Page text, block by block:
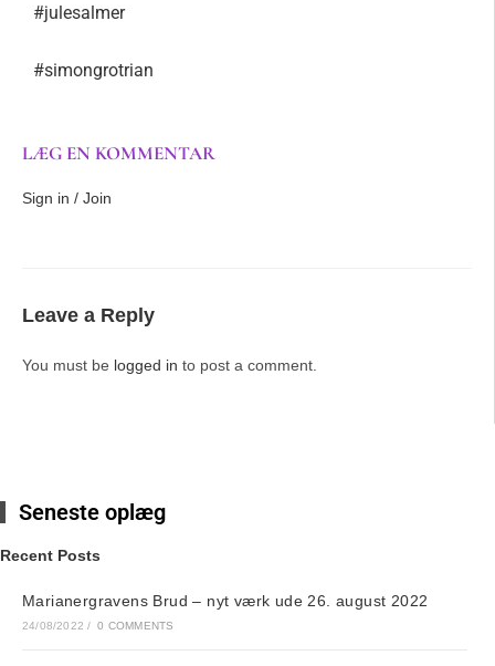
#julesalmer
#simongrotrian
LÆG EN KOMMENTAR
Sign in / Join
Leave a Reply
You must be logged in to post a comment.
Seneste oplæg
Recent Posts
Marianergravens Brud – nyt værk ude 26. august 2022
24/08/2022 / 0 COMMENTS